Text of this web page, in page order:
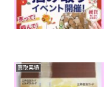
買取実績